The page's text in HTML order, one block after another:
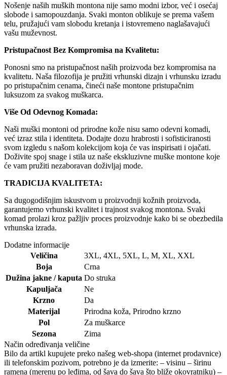
Nošenje naših muških montona nije samo modni izbor, već i osećaj
slobode i samopouzdanja. Svaki monton oblikuje se prema vašem
telu, pružajući vam slobodu kretanja i istovremeno naglašavajući
vašu muževnost.
Pristupačnost Bez Kompromisa na Kvalitetu:
Ponosni smo na pristupačnost naših proizvoda bez kompromisa na
kvalitetu. Naša filozofija je pružiti vrhunski dizajn i vrhunsku izradu
po pristupačnim cenama, čineći naše montone pristupačnim
luksuzom za svakog muškarca.
Više Od Odevnog Komada:
Naši muški montoni od prirodne kože nisu samo odevni komadi,
već izraz stila i identiteta. Dodajte dozu hrabrosti i sofisticiranosti
svom izgledu s našom kolekcijom koja će vas inspirisati i ojačati.
Doživite spoj snage i stila uz naše ekskluzivne muške montone koje
će vam pružiti nezaboravan doživljaj mode.
TRADICIJA KVALITETA:
Sa dugogodišnjim iskustvom u proizvodnji kožnih proizvoda,
garantujemo vrhunski kvalitet i trajnost svakog montona. Svaki
komad prolazi kroz pažljiv proces proizvodnje kako bi se obezbedila
vrhunska izrada.
Dodatne informacije
Veličina
3XL, 4XL, 5XL, L, M, XL, XXL
Boja
Crna
Dužina jakne / kaputa Do struka
Kapuljača
Ne
Krzno
Da
Materijal
Prirodna koža, Prirodno krzno
Pol
Za muškarce
Sezona
Zima
Način određivanja veličine
Bilo da artikl kupujete preko našeg web-shopa (internet prodavnice)
ili telefonskim pozivom, potrebno je da izmerite: – visinu – širinu
ramena (merenu po leđima, od šava do šava što bliže okovratniku) –